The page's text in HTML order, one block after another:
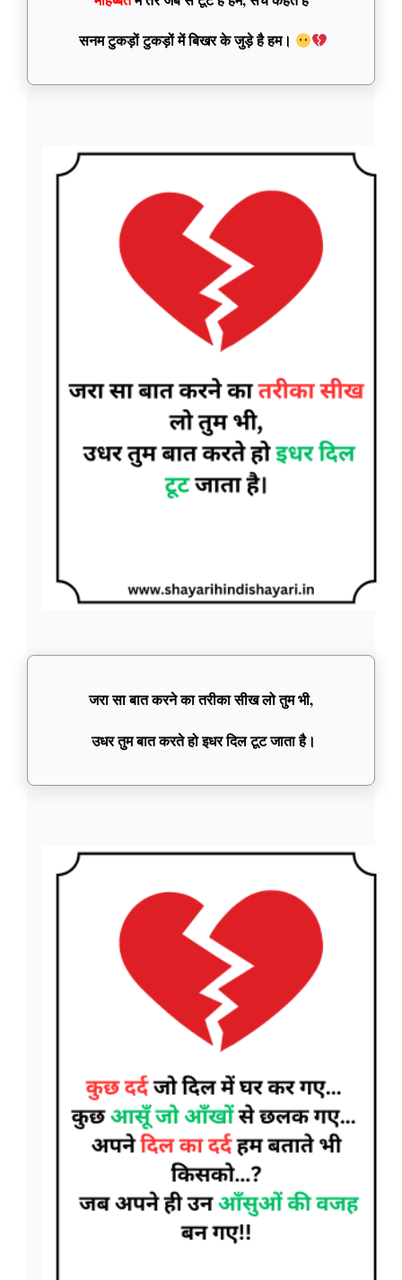
सनम टुकड़ों टुकड़ों में बिखर के जुड़े है हम।
जरा सा बात करने का तरीका सीख लो तुम भी,
उधर तुम बात करते हो इधर दिल टूट जाता है।